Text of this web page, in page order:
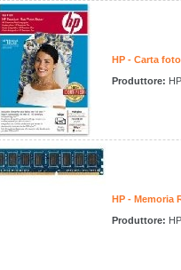
HP - Carta
Produttore: HP
HP - Memoria
Produttore: HP